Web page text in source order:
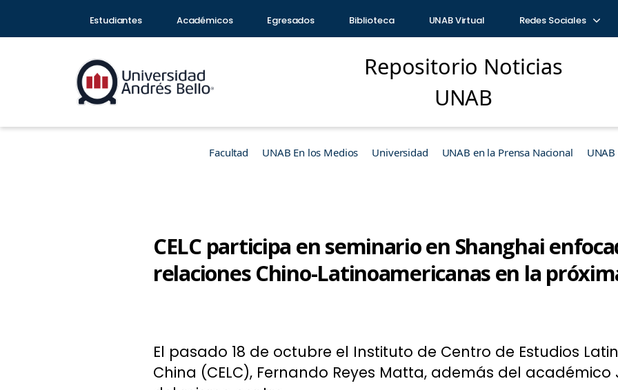
Estudiantes Académicos Egresados Biblioteca UNAB Virtual Redes Sociales
Repositorio Noticias
UNAB
Facultad UNAB En los Medios Universidad UNAB en la Prensa Nacional
CELC participa en seminario en Shanghai
relaciones Chino-Latinoamericanas en la
El pasado 18 de octubre el Instituto de Centro de Estudios
China (CELC), Fernando Reyes Matta, además del académico